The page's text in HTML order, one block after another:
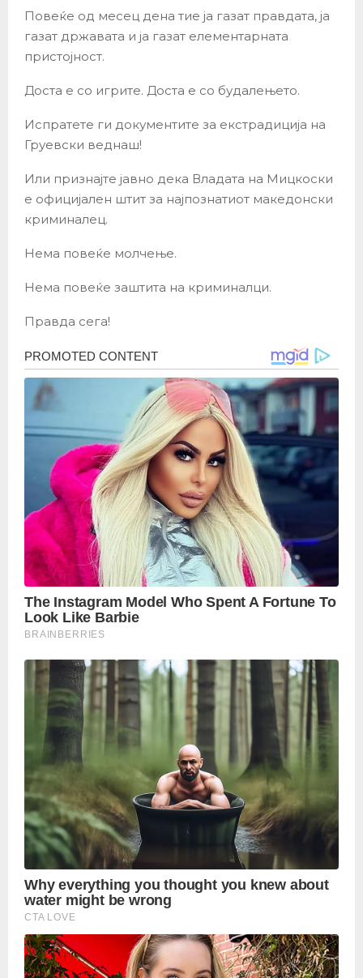
Повеќе од месец дена тие ја газат правдата, ја
газат државата и ја газат елементарната
пристојност.
Доста е со игрите. Доста е со будалењето.
Испратете ги документите за екстрадиција на
Груевски веднаш!
Или признајте јавно дека Владата на Мицкоски
е официјален штит за најпознатиот македонски
криминалец.
Нема повеќе молчење.
Нема повеќе заштита на криминалци.
Правда сега!